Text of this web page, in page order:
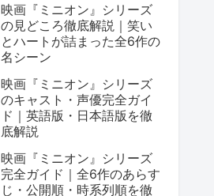
映画『ミニオン』シリーズ
の見どころ徹底解説｜笑い
とハートが詰まった全6作の
名シーン
映画『ミニオン』シリーズ
のキャスト・声優完全ガイ
ド｜英語版・日本語版を徹
底解説
映画『ミニオン』シリーズ
完全ガイド｜全6作のあらす
じ・公開順・時系列順を徹